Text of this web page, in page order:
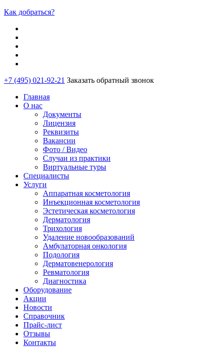
Как добраться?
+7 (495) 021-92-21 Заказать обратный звонок
Главная
О нас
Документы
Лицензия
Реквизиты
Вакансии
Фото / Видео
Случаи из практики
Виртуальные туры
Специалисты
Услуги
Аппаратная косметология
Инъекционная косметология
Эстетическая косметология
Дермато­логия
Трихология
Удаление новообразований
Амбулаторная онкология
Подология
Дерматовенерология
Ревматология
Диагностика
Оборудование
Акции
Новости
Справочник
Прайс-лист
Отзывы
Контакты